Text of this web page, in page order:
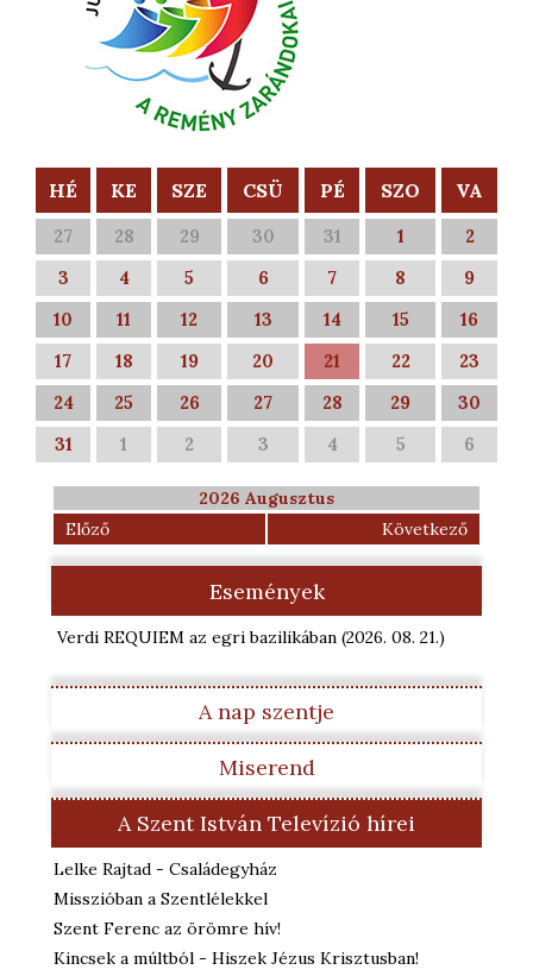
HÉ KE SZE CSÜ PÉ SZO VA
27 28 29 30 31 1
2
3
4 5 6 7 8
9
10
11 12 13 14 15
16
17
18 19 20 21 22
23
24
25 26 27 28 29
30
31
1 2 3 4 5 6
2026 Augusztus
Előző
Következő
Események
Verdi REQUIEM az egri bazilikában (2026. 08. 21.)
A nap szentje
Miserend
A Szent István Televízió hírei
Lelke Rajtad - Családegyház
Misszióban a Szentlélekkel
Szent Ferenc az örömre hív!
Kincsek a múltból - Hiszek Jézus Krisztusban!